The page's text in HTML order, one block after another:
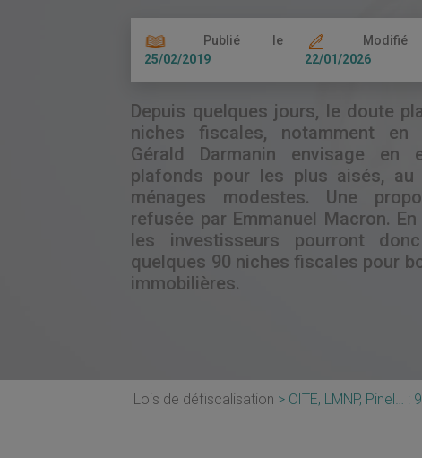
Publié le
25/02/2019
22/01/2026
Depuis quelques jours, le doute
niches fiscales, notamment en
Gérald Darmanin envisage
plafonds pour les plus aisés,
ménages modestes. Une
refusée par Emmanuel Macron.
les investisseurs pourront
quelques 90 niches fiscales pour
immobilières.
Lois de défiscalisation CITE, LMNP, Pinel…